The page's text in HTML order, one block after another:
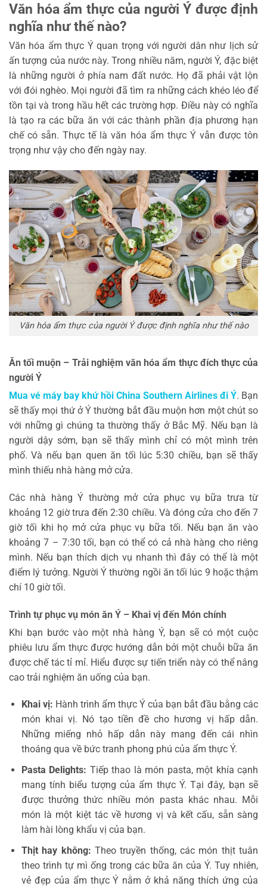
Văn hóa ẩm thực của người Ý được định
nghĩa như thế nào?
Văn hóa ẩm thực Ý quan trọng với người dân như lịch sử
ấn tượng của nước này. Trong nhiều năm, người Ý, đặc biệt
là những người ở phía nam đất nước. Họ đã phải vật lộn
với đói nghèo. Mọi người đã tìm ra những cách khéo léo để
tồn tại và trong hầu hết các trường hợp. Điều này có nghĩa
là tạo ra các bữa ăn với các thành phần địa phương hạn
chế có sẵn. Thực tế là văn hóa ẩm thực Ý vẫn được tôn
trọng như vậy cho đến ngày nay.
Văn hóa ẩm thực của người Ý được định nghĩa như thế nào
Ăn tối muộn – Trải nghiệm văn hóa ẩm thực đích thực của
người Ý
Mua vé máy bay khứ hồi China Southern Airlines đi Ý. Bạn
sẽ thấy mọi thứ ở Ý thường bắt đầu muộn hơn một chút so
với những gì chúng ta thường thấy ở Bắc Mỹ. Nếu bạn là
người dậy sớm, bạn sẽ thấy mình chỉ có một mình trên
phố. Và nếu bạn quen ăn tối lúc 5:30 chiều, bạn sẽ thấy
mình thiếu nhà hàng mở cửa.
Các nhà hàng Ý thường mở cửa phục vụ bữa trưa từ
khoảng 12 giờ trưa đến 2:30 chiều. Và đóng cửa cho đến 7
giờ tối khi họ mở cửa phục vụ bữa tối. Nếu bạn ăn vào
khoảng 7 – 7:30 tối, bạn có thể có cả nhà hàng cho riêng
mình. Nếu bạn thích dịch vụ nhanh thì đây có thể là một
điểm lý tưởng. Người Ý thường ngồi ăn tối lúc 9 hoặc thậm
chí 10 giờ tối.
Trình tự phục vụ món ăn Ý – Khai vị đến Món chính
Khi bạn bước vào một nhà hàng Ý, bạn sẽ có một cuộc
phiêu lưu ẩm thực được hướng dẫn bởi một chuỗi bữa ăn
được chế tác tỉ mỉ. Hiểu được sự tiến triển này có thể nâng
cao trải nghiệm ăn uống của bạn.
Khai vị: Hành trình ẩm thực Ý của bạn bắt đầu bằng các
món khai vị. Nó tạo tiền đề cho hương vị hấp dẫn.
Những miếng nhỏ hấp dẫn này mang đến cái nhìn
thoáng qua về bức tranh phong phú của ẩm thực Ý.
Pasta Delights: Tiếp thao là món pasta, một khía cạnh
mang tính biểu tượng của ẩm thực Ý. Tại đây, bạn sẽ
được thưởng thức nhiều món pasta khác nhau. Mỗi
món là một kiệt tác về hương vị và kết cấu, sẵn sàng
làm hài lòng khẩu vị của bạn.
Thịt hay không: Theo truyền thống, các món thịt tuân
theo trình tự mì ống trong các bữa ăn của Ý. Tuy nhiên,
vẻ đẹp của ẩm thực Ý nằm ở khả năng thích ứng của